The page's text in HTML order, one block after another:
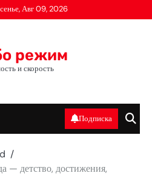
Авг 09, 2026
режим
и скорость
Подписка
— детство, достижения,